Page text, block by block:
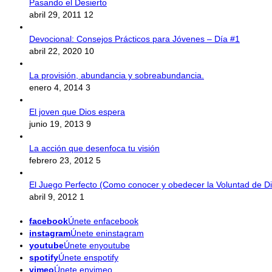
Pasando el Desierto
abril 29, 2011 12
Devocional: Consejos Prácticos para Jóvenes – Día #1
abril 22, 2020 10
La provisión, abundancia y sobreabundancia.
enero 4, 2014 3
El joven que Dios espera
junio 19, 2013 9
La acción que desenfoca tu visión
febrero 23, 2012 5
El Juego Perfecto (Como conocer y obedecer la Voluntad de
abril 9, 2012 1
facebookÚnete enfacebook
instagramÚnete eninstagram
youtubeÚnete enyoutube
spotifyÚnete enspotify
vimeoÚnete envimeo